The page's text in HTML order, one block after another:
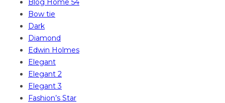
Bow tie
Dark
Diamond
Edwin Holmes
Elegant
Elegant 2
Elegant 3
Fashion’s Star